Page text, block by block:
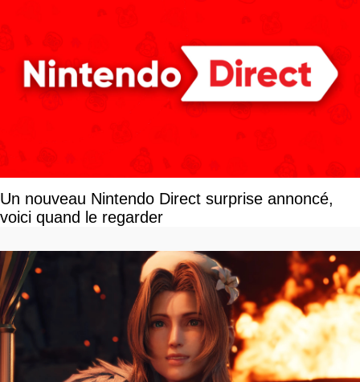
Un nouveau Nintendo Direct surprise annoncé,
voici quand le regarder